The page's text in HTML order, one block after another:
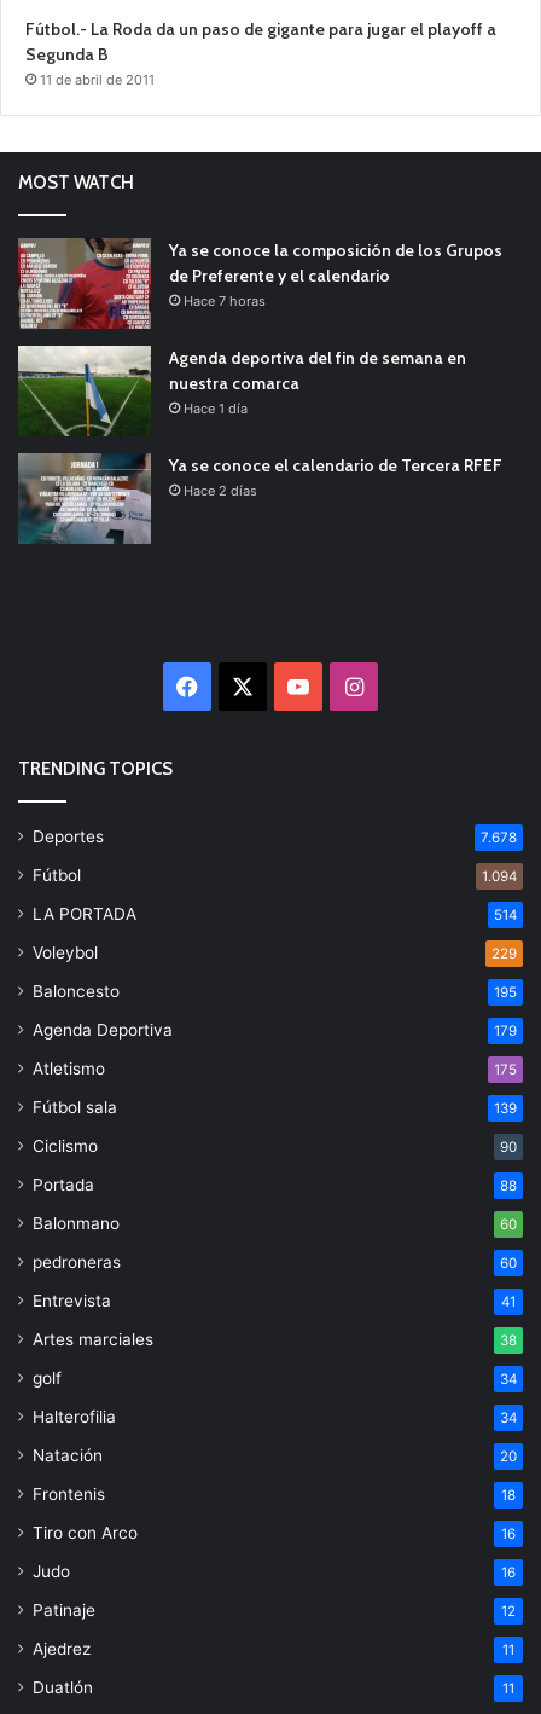
Fútbol.- La Roda da un paso de gigante para jugar el playoff a
Segunda B
11 de abril de 2011
MOST WATCH
Ya se conoce la composición de los Grupos
de Preferente y el calendario
Hace 7 horas
Agenda deportiva del fin de semana en
nuestra comarca
Hace 1 día
Ya se conoce el calendario de Tercera RFEF
Hace 2 días
Facebook YouTubeInstagram
TRENDING TOPICS
Deportes 7.678
Fútbol 1.094
LA PORTADA 514
Voleybol 229
Baloncesto 195
Agenda Deportiva 179
Atletismo 175
Fútbol sala 139
Ciclismo 90
Portada 88
Balonmano 60
pedroneras 60
Entrevista 41
Artes marciales 38
golf 34
Halterofilia 34
Natación 20
Frontenis 18
Tiro con Arco 16
Judo 16
Patinaje 12
Ajedrez 11
Duatlón 11